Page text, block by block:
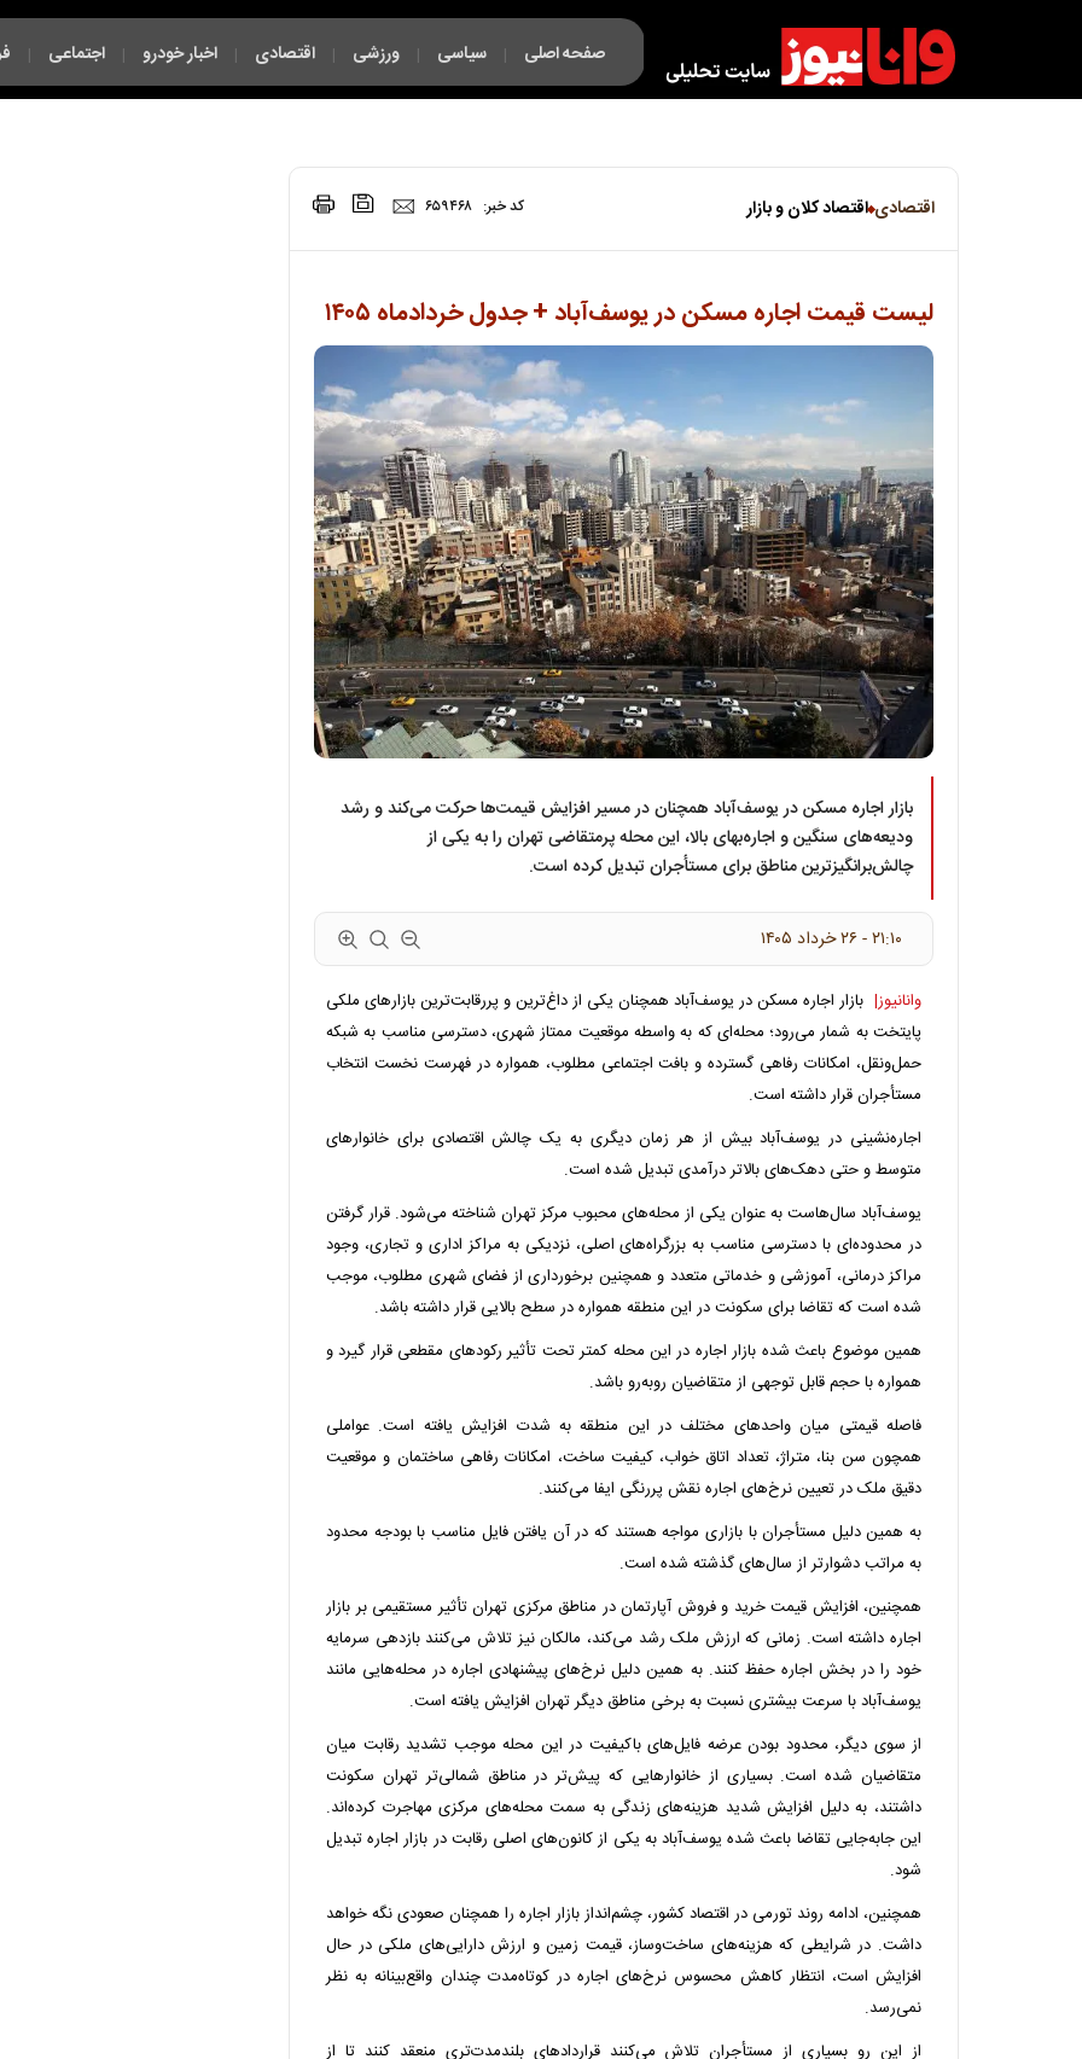
صفحه اصلی | سیاسی | ورزشی | اقتصادی | اخبار خودرو | اجتماعی |
فکت لایف
|
اقتصادی اقتصاد کلان و بازار کد خبر: ۶۵۹۴۶۸
لیست قیمت اجاره مسکن در یوسف‌آباد + جدول خردادماه ۱۴۰۵
بازار اجاره مسکن در یوسف‌آباد همچنان در مسیر افزایش قیمت‌ها حرکت می‌کند و رشد
ودیعه‌های سنگین و اجاره‌بهای بالا، این محله پرمتقاضی تهران را به یکی از
چالش‌برانگیزترین مناطق برای مستأجران تبدیل کرده است.
۲۱:۱۰ - ۲۶ خرداد ۱۴۰۵
وانانیوز| بازار اجاره مسکن در یوسف‌آباد همچنان یکی از داغ‌ترین و پررقابت‌ترین بازارهای ملکی
پایتخت به شمار می‌رود؛ محله‌ای که به واسطه موقعیت ممتاز شهری، دسترسی مناسب به شبکه
حمل‌ونقل، امکانات رفاهی گسترده و بافت اجتماعی مطلوب، همواره در فهرست نخست انتخاب
مستأجران قرار داشته است.
اجاره‌نشینی در یوسف‌آباد بیش از هر زمان دیگری به یک چالش اقتصادی برای خانوارهای
متوسط و حتی دهک‌های بالاتر درآمدی تبدیل شده است.
یوسف‌آباد سال‌هاست به عنوان یکی از محله‌های محبوب مرکز تهران شناخته می‌شود. قرار گرفتن
در محدوده‌ای با دسترسی مناسب به بزرگراه‌های اصلی، نزدیکی به مراکز اداری و تجاری، وجود
مراکز درمانی، آموزشی و خدماتی متعدد و همچنین برخورداری از فضای شهری مطلوب، موجب
شده است که تقاضا برای سکونت در این منطقه همواره در سطح بالایی قرار داشته باشد.
همین موضوع باعث شده بازار اجاره در این محله کمتر تحت تأثیر رکودهای مقطعی قرار گیرد و
همواره با حجم قابل توجهی از متقاضیان روبه‌رو باشد.
فاصله قیمتی میان واحدهای مختلف در این منطقه به شدت افزایش یافته است. عواملی
همچون سن بنا، متراژ، تعداد اتاق خواب، کیفیت ساخت، امکانات رفاهی ساختمان و موقعیت
دقیق ملک در تعیین نرخ‌های اجاره نقش پررنگی ایفا می‌کنند.
به همین دلیل مستأجران با بازاری مواجه هستند که در آن یافتن فایل مناسب با بودجه محدود
به مراتب دشوارتر از سال‌های گذشته شده است.
همچنین، افزایش قیمت خرید و فروش آپارتمان در مناطق مرکزی تهران تأثیر مستقیمی بر بازار
اجاره داشته است. زمانی که ارزش ملک رشد می‌کند، مالکان نیز تلاش می‌کنند بازدهی سرمایه
خود را در بخش اجاره حفظ کنند. به همین دلیل نرخ‌های پیشنهادی اجاره در محله‌هایی مانند
یوسف‌آباد با سرعت بیشتری نسبت به برخی مناطق دیگر تهران افزایش یافته است.
از سوی دیگر، محدود بودن عرضه فایل‌های باکیفیت در این محله موجب تشدید رقابت میان
متقاضیان شده است. بسیاری از خانوارهایی که پیش‌تر در مناطق شمالی‌تر تهران سکونت
داشتند، به دلیل افزایش شدید هزینه‌های زندگی به سمت محله‌های مرکزی مهاجرت کرده‌اند.
این جابه‌جایی تقاضا باعث شده یوسف‌آباد به یکی از کانون‌های اصلی رقابت در بازار اجاره تبدیل
شود.
همچنین، ادامه روند تورمی در اقتصاد کشور، چشم‌انداز بازار اجاره را همچنان صعودی نگه خواهد
داشت. در شرایطی که هزینه‌های ساخت‌وساز، قیمت زمین و ارزش دارایی‌های ملکی در حال
افزایش است، انتظار کاهش محسوس نرخ‌های اجاره در کوتاه‌مدت چندان واقع‌بینانه به نظر
نمی‌رسد.
از این رو بسیاری از مستأجران تلاش می‌کنند قراردادهای بلندمدت‌تری منعقد کنند تا از